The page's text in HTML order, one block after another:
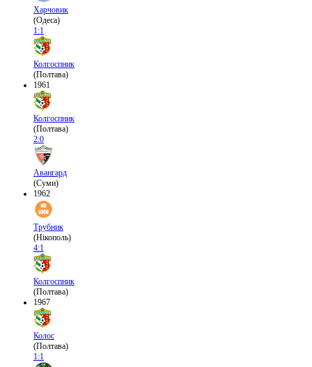
Харчовик
(Одеса)
1:1
Колгоспник
(Полтава)
1961
Колгоспник
(Полтава)
2:0
Авангард
(Суми)
1962
Трубник
(Нікополь)
4:1
Колгоспник
(Полтава)
1967
Колос
(Полтава)
1:1